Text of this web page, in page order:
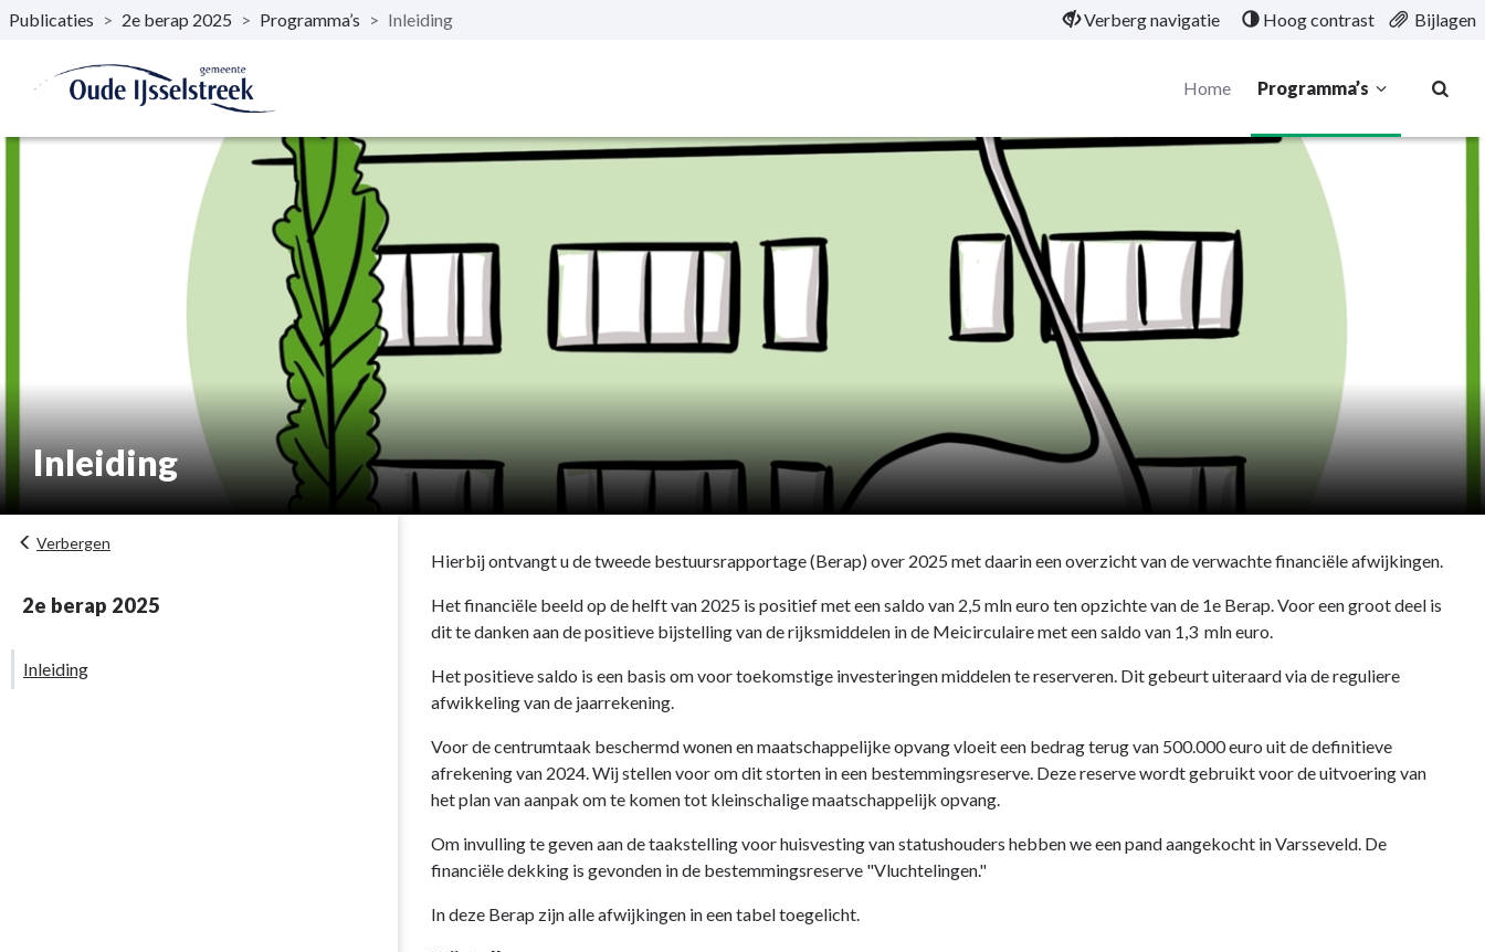
Naar hoofdinhoud
Publicaties > 2e berap 2025 > Programma’s > Inleiding Verberg navigatie Hoog contrast Bijlagen
Home Programma’s
Inleiding
Verbergen
2e berap 2025
Inleiding
Hierbij ontvangt u de tweede bestuursrapportage (Berap) over 2025 met daarin een overzicht van de verwachte financiële afwijkingen.
Het financiële beeld op de helft van 2025 is positief met een saldo van 2,5 mln euro ten opzichte van de 1e Berap. Voor een groot deel is
dit te danken aan de positieve bijstelling van de rijksmiddelen in de Meicirculaire met een saldo van 1,3 mln euro.
Het positieve saldo is een basis om voor toekomstige investeringen middelen te reserveren. Dit gebeurt uiteraard via de reguliere
afwikkeling van de jaarrekening.
Voor de centrumtaak beschermd wonen en maatschappelijke opvang vloeit een bedrag terug van 500.000 euro uit de definitieve
afrekening van 2024. Wij stellen voor om dit storten in een bestemmingsreserve. Deze reserve wordt gebruikt voor de uitvoering van
het plan van aanpak om te komen tot kleinschalige maatschappelijk opvang.
Om invulling te geven aan de taakstelling voor huisvesting van statushouders hebben we een pand aangekocht in Varsseveld. De
financiële dekking is gevonden in de bestemmingsreserve "Vluchtelingen."
In deze Berap zijn alle afwijkingen in een tabel toegelicht.